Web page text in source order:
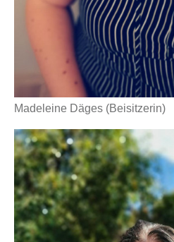
Madeleine Däges (Beisitzerin)